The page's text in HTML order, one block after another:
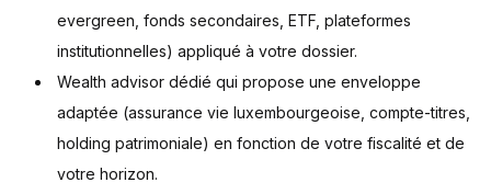
evergreen, fonds secondaires, ETF, plateformes
institutionnelles) appliqué à votre dossier.
Wealth advisor dédié qui propose une enveloppe
adaptée (assurance vie luxembourgeoise, compte-titres,
holding patrimoniale) en fonction de votre fiscalité et de
votre horizon.